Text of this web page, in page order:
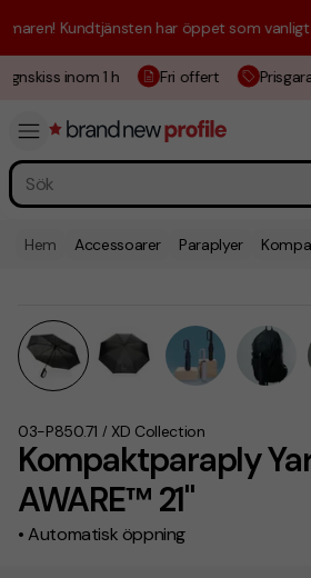
Kundtjänsten har öppet som vanligt
inom 1 h Fri offert
Hem Accessoarer Paraplyer
Kompaktparaply
AWARE™ 21"
• Automatisk öppning
03-P850.71 / XD Collection